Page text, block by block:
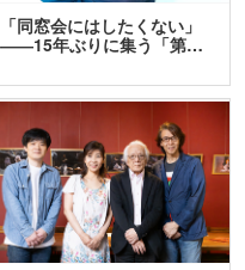
「同窓会にはしたくない」
――15年ぶりに集う「第…